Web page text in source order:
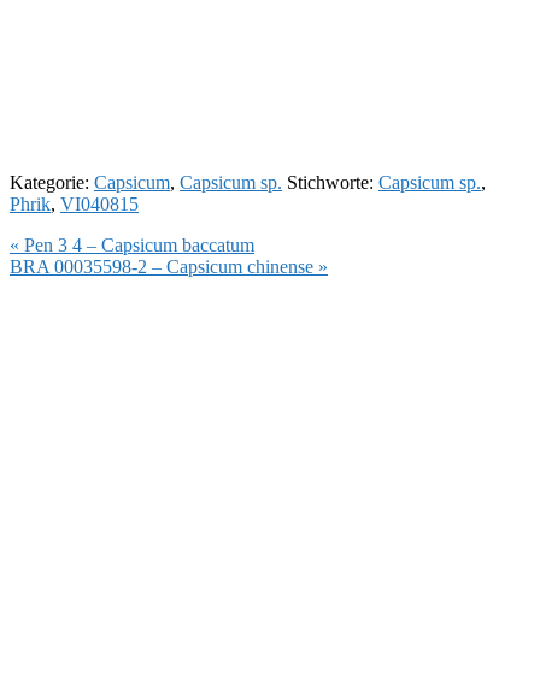
Kategorie: Capsicum, Capsicum sp. Stichworte: Capsicum sp.,
Phrik, VI040815
Vorheriger
Beitrag:
« Pen 3 4 – Capsicum baccatum
Nächster
BRA 00035598-2 – Capsicum chinense »